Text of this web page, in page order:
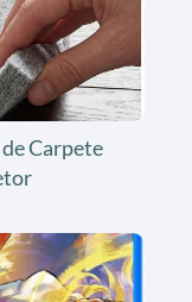
Carpete